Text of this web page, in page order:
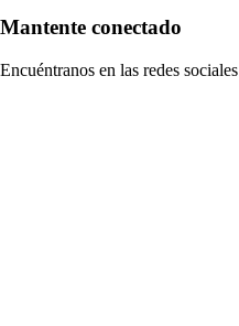
Mantente conectado
Encuéntranos en las redes sociales